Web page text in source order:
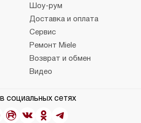
Шоу-рум
Доставка и оплата
Сервис
Ремонт Miele
Возврат и обмен
Видео
социальных сетях